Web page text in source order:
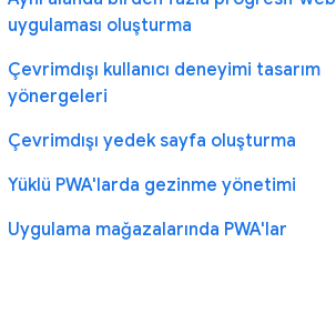
uygulaması oluşturma
Çevrimdışı kullanıcı deneyimi tasarım
yönergeleri
Çevrimdışı yedek sayfa oluşturma
Yüklü PWA'larda gezinme yönetimi
Uygulama mağazalarında PWA'lar